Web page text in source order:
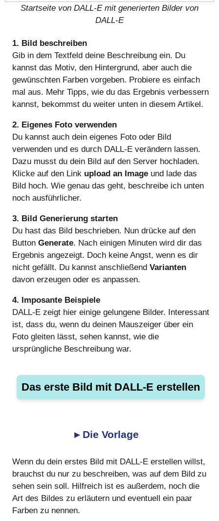
Startseite von DALL-E mit generierten Bilder von
DALL-E
1. Bild beschreiben
Gib in dem Textfeld deine Beschreibung ein. Du
kannst das Motiv, den Hintergrund, aber auch die
gewünschten Farben vorgeben. Probiere es einfach
mal aus. Mehr Tipps, wie du das Ergebnis verbessern
kannst, bekommst du weiter unten in diesem Artikel.
2. Eigenes Foto verwenden
Du kannst auch dein eigenes Foto oder Bild
verwenden und es durch DALL-E verändern lassen.
Dazu musst du dein Bild auf den Server hochladen.
Klicke auf den Link upload an Image und lade das
Bild hoch. Wie genau das geht, beschreibe ich unten
noch ausführlicher.
3. Bild Generierung starten
Du hast das Bild beschrieben. Nun drücke auf den
Button Generate. Nach einigen Minuten wird dir das
Ergebnis angezeigt. Doch keine Angst, wenn es dir
nicht gefällt. Du kannst anschließend Varianten
davon erzeugen oder es anpassen.
4. Imposante Beispiele
DALL-E zeigt hier einige gelungene Bilder. Interessant
ist, dass du, wenn du deinen Mauszeiger über ein
Foto gleiten lässt, sehen kannst, wie die
ursprüngliche Beschreibung war.
Das erste Bild mit DALL-E erstellen
▸ Die Vorlage
Wenn du dein erstes Bild mit DALL-E erstellen willst,
brauchst du nur zu beschreiben, was auf dem Bild zu
sehen sein soll. Hilfreich ist es außerdem, noch die
Art des Bildes zu erläutern und eventuell ein paar
Farben zu nennen.